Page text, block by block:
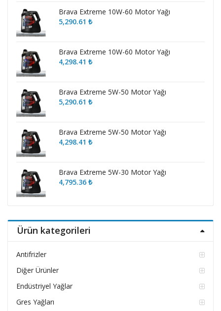
Brava Extreme 10W-60 Motor Yağı
5,290.61₺
Brava Extreme 10W-60 Motor Yağı
4,298.41₺
Brava Extreme 5W-50 Motor Yağı
5,290.61₺
Brava Extreme 5W-50 Motor Yağı
4,298.41₺
Brava Extreme 5W-30 Motor Yağı
4,795.36₺
Ürün kategorileri
Antifrizler
Diğer Ürünler
Endüstriyel Yağlar
Gres Yağları